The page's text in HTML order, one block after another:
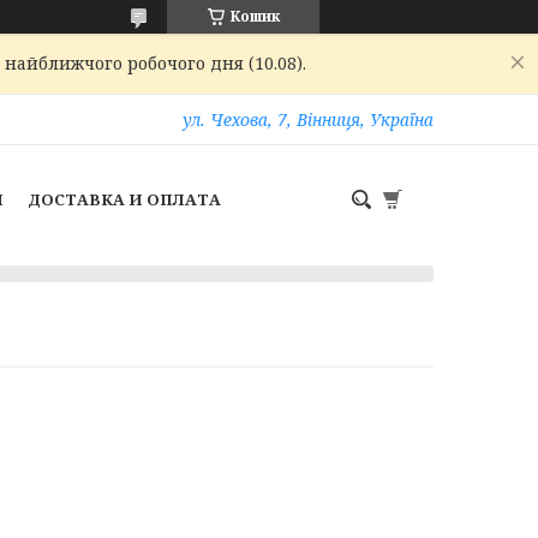
Кошик
робочого дня (10.08).
ул. Чехова, 7, Вінниця, Україна
ДОСТАВКА И ОПЛАТА